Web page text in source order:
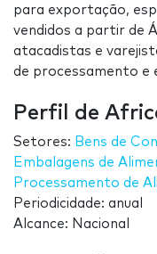
para exportação,
vendidos a partir de
atacadistas e
de processamento e
Perfil de
Setores: Bens de
Embalagens de
Processamento de
Periodicidade: anual
Alcance: Nacional